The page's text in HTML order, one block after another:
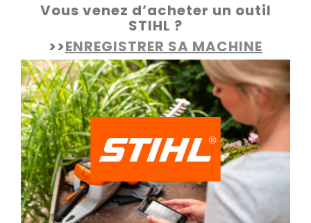
Vous venez d’acheter un outil
STIHL ?
>>ENREGISTRER SA MACHINE